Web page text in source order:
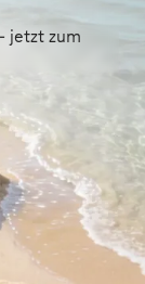
jetzt zum